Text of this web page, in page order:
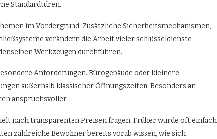
Standardtüren.
im Vordergrund. Zusätzliche Sicherheitsmechanismen,
verändern die Arbeit vieler schlüsseldienste
Werkzeugen durchführen.
Anforderungen. Bürogebäude oder kleinere
außerhalb klassischer Öffnungszeiten. Besonders an
anspruchsvoller.
nach transparenten Preisen fragen. Früher wurde oft einfach
zahlreiche Bewohner bereits vorab wissen, wie sich